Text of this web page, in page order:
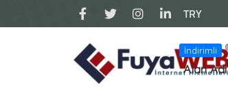
TRY
İndirimli
Alan Adı